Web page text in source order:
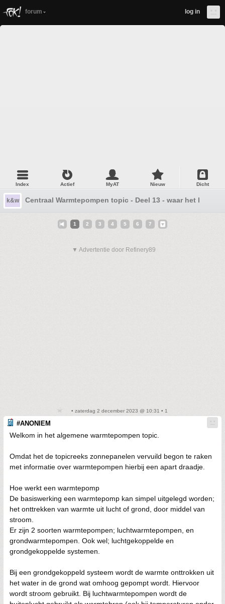
forum log in
Index Actief MyAT Nieuw Dicht
k&w Centraal Warmtepompen topic - Deel 13 - waar het lokaal
1 2 3 4 5 6 7
▼ Advertentie door Refinery89
• zaterdag 2 december 2023 @ 10:31 • 1
#ANONIEM
Welkom in het algemene warmtepompen topic.
Omdat het de topicreeks zonnepanelen vervuild begon te raken
met informatie over warmtepompen hierbij een apart draadje.
Hoe werkt een warmtepomp
De basiswerking een warmtepomp kan simpel uitgelegd worden;
het onttrekken van warmte uit lucht of grond, door middel van
stroom.
Er zijn 2 soorten warmtepompen; luchtwarmtepompen, en
grondwarmtepompen. Ook wel; luchtgekoppelde en
grondgekoppelde systemen.
Bij een grondgekoppeld systeem wordt de warmte onttrokken uit
het water in de grond wat omhoog gepompt wordt. Hiervoor
wordt stroom gebruikt. Bij luchtwarmtepompen wordt de